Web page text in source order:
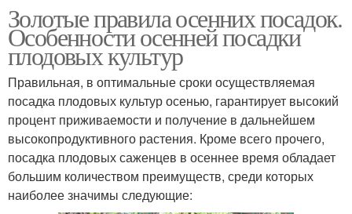
Золотые правила осенних посадок.
Особенности осенней посадки
плодовых культур
Правильная, в оптимальные сроки осуществляемая
посадка плодовых культур осенью, гарантирует высокий
процент приживаемости и получение в дальнейшем
высокопродуктивного растения. Кроме всего прочего,
посадка плодовых саженцев в осеннее время обладает
большим количеством преимуществ, среди которых
наиболее значимы следующие: